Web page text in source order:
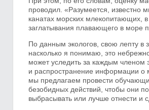
проводил. «Разумеется, известно
канатах морских млекопитающих,
заглатывания плавающего в море
По данным экологов, свою лепту в
насколько я понимаю, это
может уследить за каждым членом
и распространение информации о
мы предлагаем провести
безобидных действий, чтобы они
выбрасывать или лучше отнести и